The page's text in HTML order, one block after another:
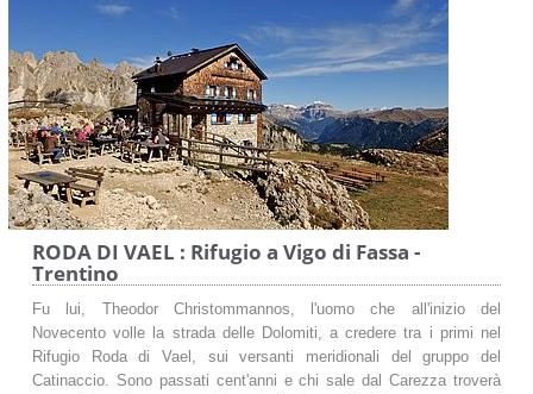
RODA DI VAEL : Rifugio a Vigo di Fassa -
Trentino
Fu lui, Theodor Christommannos, l'uomo che all'inizio del
Novecento volle la strada delle Dolomiti, a credere tra i primi nel
Rifugio Roda di Vael, sui versanti meridionali del gruppo del
Catinaccio. Sono passati cent'anni e chi sale dal Carezza troverà